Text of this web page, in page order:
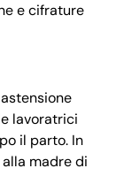
e cifrature
lavoratrici
il parto. In
madre di